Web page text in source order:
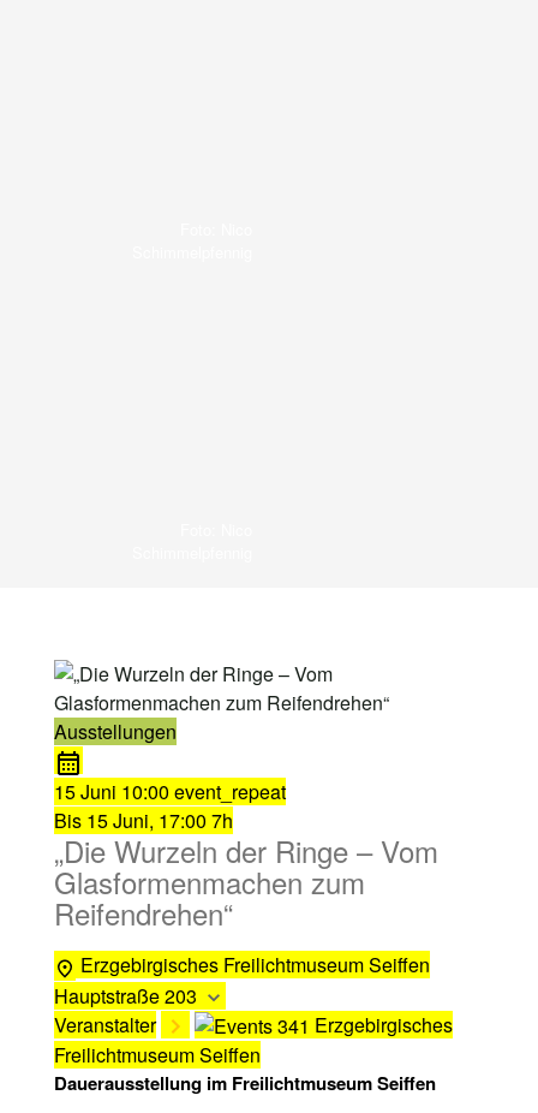
Ausstellungen
15 Juni 10:00 event_repeat
Bis 15 Juni, 17:00 7h
„Die Wurzeln der Ringe – Vom
Glasformenmachen zum
Reifendrehen“
Erzgebirgisches Freilichtmuseum Seiffen
Hauptstraße 203
Veranstalter
Erzgebirgisches
Freilichtmuseum Seiffen
Dauerausstellung im Freilichtmuseum Seiffen